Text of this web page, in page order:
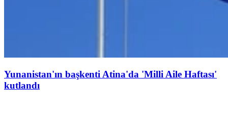
Yunanistan'ın başkenti Atina'da 'Milli Aile Haftası'
kutlandı